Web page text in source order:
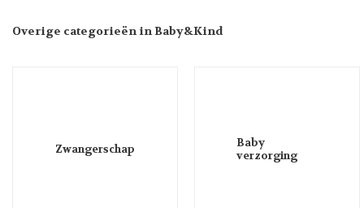
Overige categorieën in Baby&Kind
Zwangerschap
Baby
verzorging